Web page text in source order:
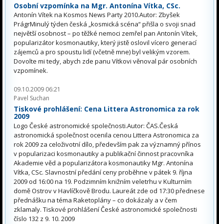
Osobní vzpomínka na Mgr. Antonína Vítka, CSc.
Antonín Vítek na Kosmos News Party 2010.Autor: Zbyšek
PrágrMinulý týden česká „kosmická scéna“ přišla o svoji snad
největší osobnost – po těžké nemoci zemřel pan Antonín Vítek,
popularizátor kosmonautiky, který jistě oslovil vícero generací
zájemců a pro spoustu lidí (včetně mne) byl velikým vzorem.
Dovolte mi tedy, abych zde panu Vítkovi věnoval pár osobních
vzpomínek.
09.10.2009 06:21
Pavel Suchan
Tiskové prohlášení: Cena Littera Astronomica za rok
2009
Logo České astronomické společnosti.Autor: ČAS.Česká
astronomická společnost ocenila cenou Littera Astronomica za
rok 2009 za celoživotní dílo, především pak za významný přínos
v popularizaci kosmonautiky a publikační činnost pracovníka
Akademie věd a popularizátora kosmonautiky Mgr. Antonína
Vítka, CSc. Slavnostní předání ceny proběhne v pátek 9. října
2009 od 16:00 na 19. Podzimním knižním veletrhu v Kulturním
domě Ostrov v Havlíčkově Brodu. Laureát zde od 17:30 přednese
přednášku na téma Raketoplány – co dokázaly a v čem
zklamaly. Tiskové prohlášení České astronomické společnosti
číslo 132 z 9. 10. 2009